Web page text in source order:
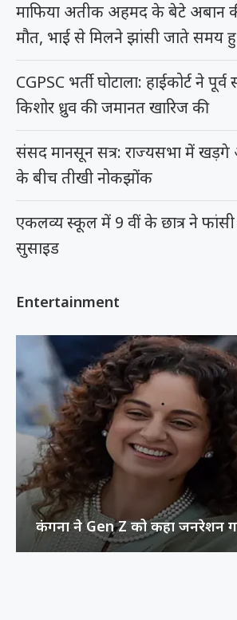
माफिया अतीक अहमद के बेटे अबान
मौत, भाई से मिलने झांसी जाते समय
CGPSC भर्ती घोटाला: हाईकोर्ट ने
किशोर ध्रुव की जमानत खारिज की
संसद मानसून सत्र: राज्यसभा में खड़गे
के बीच तीखी नोकझोंक
एकलव्य स्कूल में 9 वीं के छात्र ने
सुसाइड
Entertainment
कंगना ने Gen Z को कहा जनरेशन